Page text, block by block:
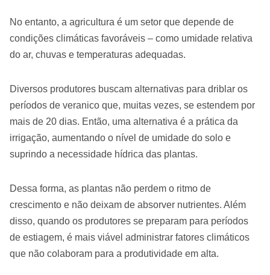
No entanto, a agricultura é um setor que depende de
condições climáticas favoráveis – como umidade relativa
do ar, chuvas e temperaturas adequadas.
Diversos produtores buscam alternativas para driblar os
períodos de veranico que, muitas vezes, se estendem por
mais de 20 dias. Então, uma alternativa é a prática da
irrigação, aumentando o nível de umidade do solo e
suprindo a necessidade hídrica das plantas.
Dessa forma, as plantas não perdem o ritmo de
crescimento e não deixam de absorver nutrientes. Além
disso, quando os produtores se preparam para períodos
de estiagem, é mais viável administrar fatores climáticos
que não colaboram para a produtividade em alta.